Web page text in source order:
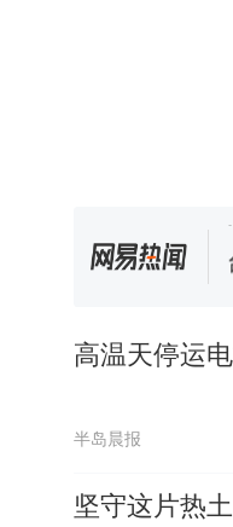
高温天停运
半岛晨报
坚守这片热